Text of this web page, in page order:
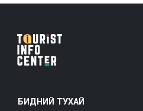
БИДНИЙ ТУХАЙ